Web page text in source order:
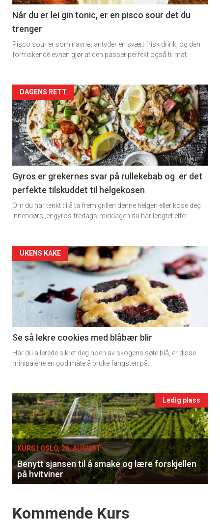
11
Dagens
rett
Når du er lei gin tonic, er en pisco sour det du
trenger
Pisco sour er som navnet antyder en svært frisk drink, og den
forfriskende evnen gjør at den passer perfekt også til mat.
Artikler
detail
-
section
11
Dagens
rett
DAGENS RETT
Gyros er grekernes svar på rullekebab og er det
perfekte tilskuddet til helgekosen
Om du har tenkt til å ta frem grillen denne helgen eller kose deg
innendørs ,er gyros fredags-middagen du har lengtet etter.
Artikler
detail
-
section
11
Ukens
UKENS KAKE
Se så lekre cookies med blåbær blir
Har du allerede sikret deg noen av skogens søte blå, er disse
minipaiene en god måte å bruke fangsten på.
Events
single
Ledig plass
KURS I OSLO, 26. AUGUST
Benytt sjansen til å smake og lære forskjellen
på hvitviner
Events
Kommende Kurs